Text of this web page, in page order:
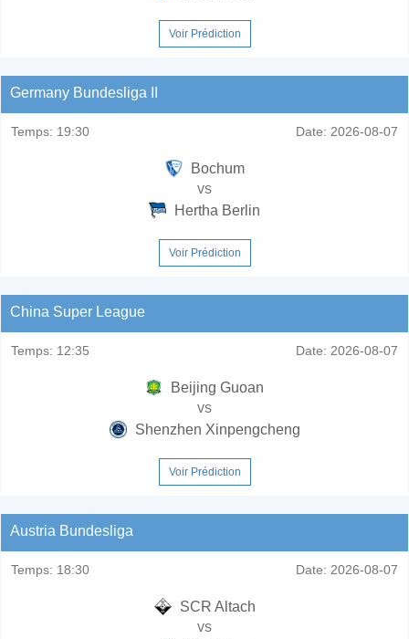
Voir Prédiction
Germany Bundesliga II
Temps: 19:30 Date: 2026-08-07
Bochum
vs
Hertha Berlin
Voir Prédiction
China Super League
Temps: 12:35 Date: 2026-08-07
Beijing Guoan
vs
Shenzhen Xinpengcheng
Voir Prédiction
Austria Bundesliga
Temps: 18:30 Date: 2026-08-07
SCR Altach
vs